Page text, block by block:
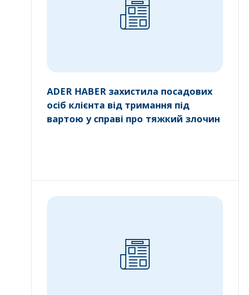
ADER HABER захистила посадових
осіб клієнта від тримання під
вартою у справі про тяжкий злочин